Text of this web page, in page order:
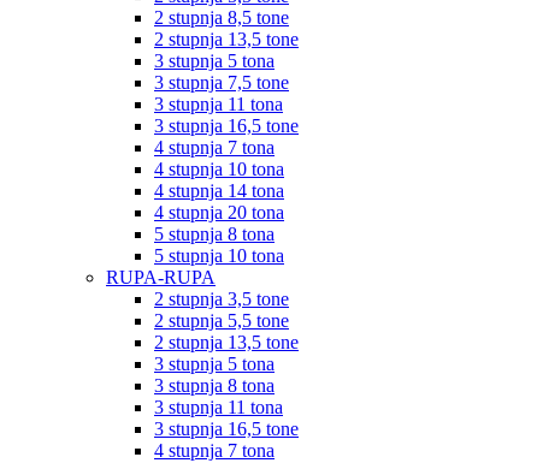
2 stupnja 8,5 tone
2 stupnja 13,5 tone
3 stupnja 5 tona
3 stupnja 7,5 tone
3 stupnja 11 tona
3 stupnja 16,5 tone
4 stupnja 7 tona
4 stupnja 10 tona
4 stupnja 14 tona
4 stupnja 20 tona
5 stupnja 8 tona
5 stupnja 10 tona
RUPA-RUPA
2 stupnja 3,5 tone
2 stupnja 5,5 tone
2 stupnja 13,5 tone
3 stupnja 5 tona
3 stupnja 8 tona
3 stupnja 11 tona
3 stupnja 16,5 tone
4 stupnja 7 tona